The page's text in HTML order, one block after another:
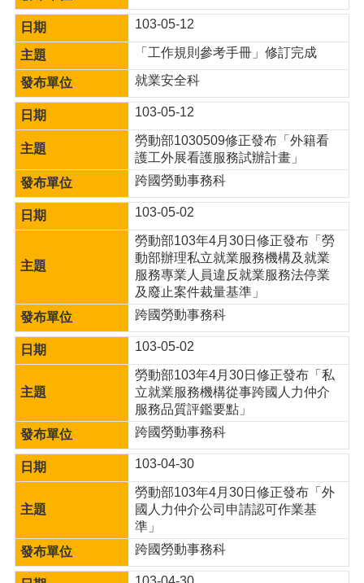
103-05-12
「工作規則參考手冊」修訂完成
就業安全科
103-05-12
勞動部1030509修正發布「外籍看
護工外展看護服務試辦計畫」
跨國勞動事務科
103-05-02
勞動部103年4月30日修正發布「勞
動部辦理私立就業服務機構及就業
服務專業人員違反就業服務法停業
及廢止案件裁量基準」
跨國勞動事務科
103-05-02
勞動部103年4月30日修正發布「私
立就業服務機構從事跨國人力仲介
服務品質評鑑要點」
跨國勞動事務科
103-04-30
勞動部103年4月30日修正發布「外
國人力仲介公司申請認可作業基
準」
跨國勞動事務科